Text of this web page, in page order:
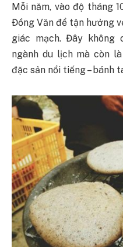
Mỗi năm, vào độ tháng
Đồng Văn để tận hưởng
giác mạch. Đây không
ngành du lịch mà còn
đặc sản nổi tiếng – bánh